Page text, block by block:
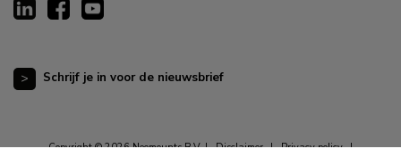
Schrijf je in voor de nieuwsbrief
Copyright © 2026 Neomounts B.V. | Disclaimer | Privacy policy |